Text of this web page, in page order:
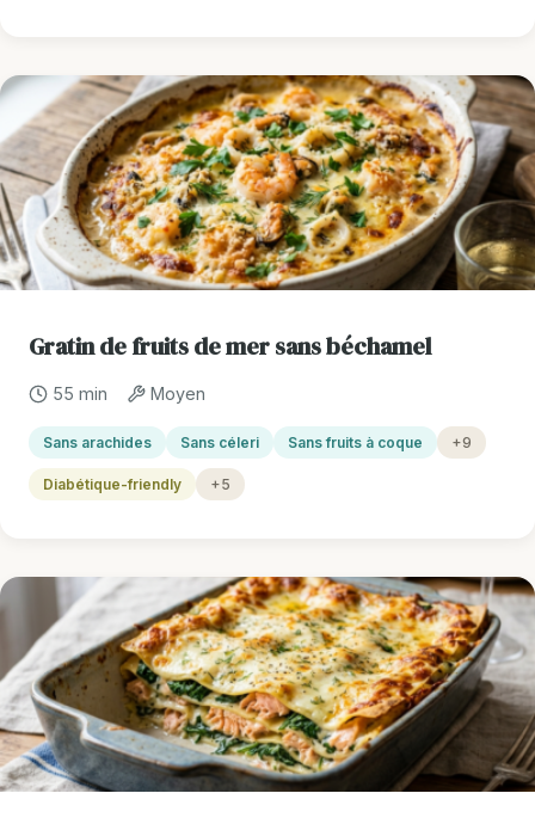
Gratin de fruits de mer sans béchamel
55 min Moyen
Sans arachides Sans céleri Sans fruits à coque +9
Diabétique-friendly +5